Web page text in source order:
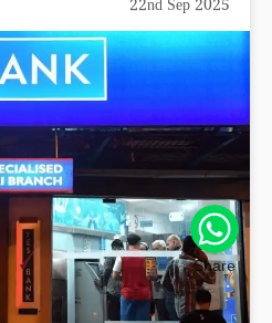
22nd Sep 2025
Share